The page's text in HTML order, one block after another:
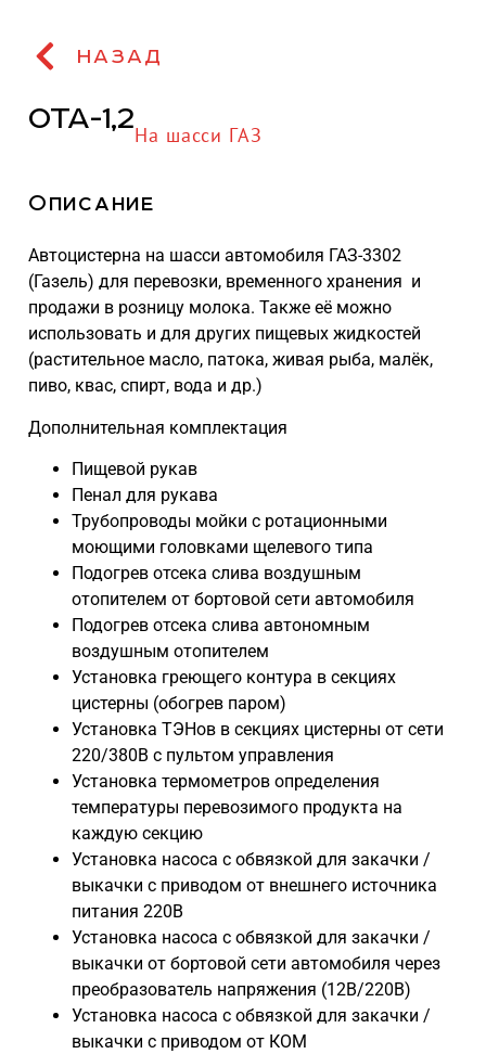
НАЗАД
ОТА-1,2
На шасси ГАЗ
Описание
Автоцистерна на шасси автомобиля ГАЗ-3302
(Газель) для перевозки, временного хранения и
продажи в розницу молока. Также её можно
использовать и для других пищевых жидкостей
(растительное масло, патока, живая рыба, малёк,
пиво, квас, спирт, вода и др.)
Дополнительная комплектация
Пищевой рукав
Пенал для рукава
Трубопроводы мойки с ротационными
моющими головками щелевого типа
Подогрев отсека слива воздушным
отопителем от бортовой сети автомобиля
Подогрев отсека слива автономным
воздушным отопителем
Установка греющего контура в секциях
цистерны (обогрев паром)
Установка ТЭНов в секциях цистерны от сети
220/380В с пультом управления
Установка термометров определения
температуры перевозимого продукта на
каждую секцию
Установка насоса с обвязкой для закачки /
выкачки с приводом от внешнего источника
питания 220В
Установка насоса с обвязкой для закачки /
выкачки от бортовой сети автомобиля через
преобразователь напряжения (12В/220В)
Установка насоса с обвязкой для закачки /
выкачки с приводом от КОМ